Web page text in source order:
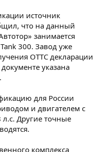
источник
что на данный
занимается
300. Завод уже
ОТТС декларации
указана
для России
и двигателем с
Другие точные
комплекса